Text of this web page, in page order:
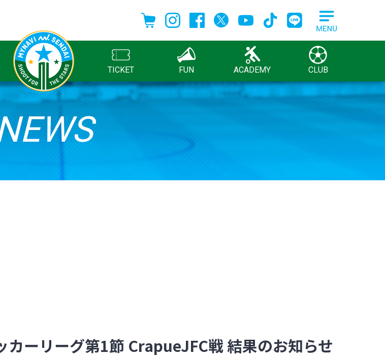
TICKET FUN ACADEMY CLUB
ーリーグ第1節 CrapueJFC戦 結果のお知らせ